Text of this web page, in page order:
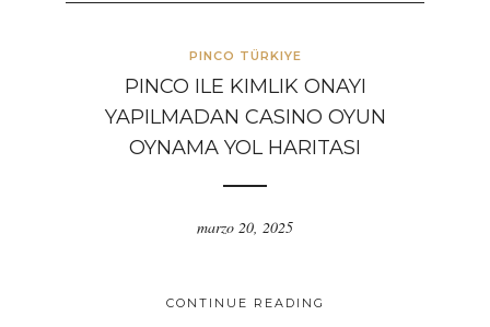
PINCO TÜRKIYE
PINCO ILE KIMLIK ONAYI
YAPILMADAN CASINO OYUN
OYNAMA YOL HARITASI
marzo 20, 2025
CONTINUE READING